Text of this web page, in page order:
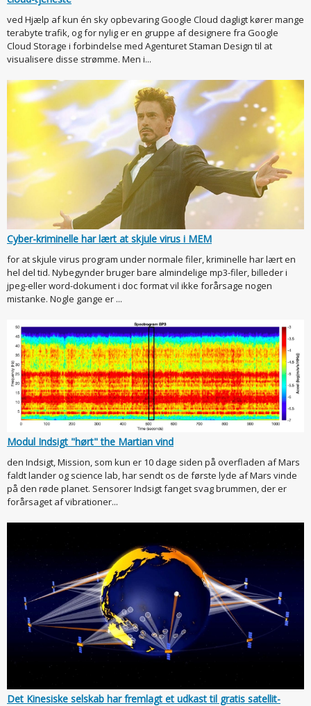
ved Hjælp af kun én sky opbevaring Google Cloud dagligt kører mange
terabyte trafik, og for nylig er en gruppe af designere fra Google
Cloud Storage i forbindelse med Agenturet Staman Design til at
visualisere disse strømme. Men i...
Cyber-kriminelle har lært at skjule virus i MEM
for at skjule virus program under normale filer, kriminelle har lært en
hel del tid. Nybegynder bruger bare almindelige mp3-filer, billeder i
jpeg-eller word-dokument i doc format vil ikke forårsage nogen
mistanke. Nogle gange er ...
Modul Indsigt "hørt" the Martian vind
den Indsigt, Mission, som kun er 10 dage siden på overfladen af Mars
faldt lander og science lab, har sendt os de første lyde af Mars vinde
på den røde planet. Sensorer Indsigt fanget svag brummen, der er
forårsaget af vibrationer...
Det Kinesiske selskab har fremlagt et udkast til gratis satellit-